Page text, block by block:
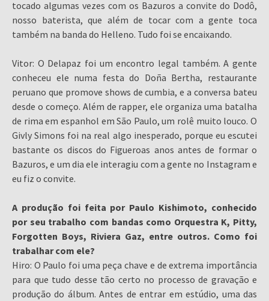
tocado algumas vezes com os Bazuros a convite do Dodô,
nosso baterista, que além de tocar com a gente toca
também na banda do Helleno. Tudo foi se encaixando.
Vitor: O Delapaz foi um encontro legal também. A gente
conheceu ele numa festa do Doña Bertha, restaurante
peruano que promove shows de cumbia, e a conversa bateu
desde o começo. Além de rapper, ele organiza uma batalha
de rima em espanhol em São Paulo, um rolê muito louco. O
Givly Simons foi na real algo inesperado, porque eu escutei
bastante os discos do Figueroas anos antes de formar o
Bazuros, e um dia ele interagiu com a gente no Instagram e
eu fiz o convite.
A produção foi feita por Paulo Kishimoto, conhecido
por seu trabalho com bandas como Orquestra K, Pitty,
Forgotten Boys, Riviera Gaz, entre outros. Como foi
trabalhar com ele?
Hiro: O Paulo foi uma peça chave e de extrema importância
para que tudo desse tão certo no processo de gravação e
produção do álbum. Antes de entrar em estúdio, uma das